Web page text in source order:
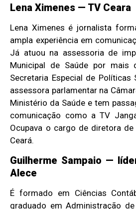
Lena Ximenes — TV Ceara
Lena Ximenes é jornalista
ampla experiência em
Já atuou na assessoria de
Municipal de Saúde por mais
Secretaria Especial de Políticas
assessora parlamentar na
Ministério da Saúde e tem
comunicação como a TV
Ocupava o cargo de diretora
Ceará.
Guilherme Sampaio —
Alece
É formado em Ciências
graduado em Administração